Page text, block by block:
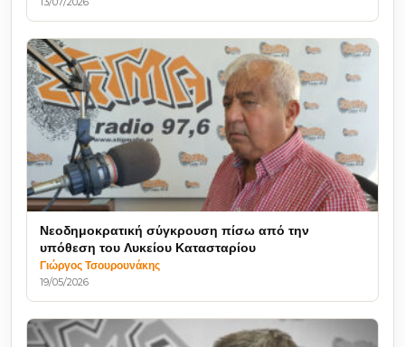
Νεοδημοκρατική σύγκρουση πίσω από την
υπόθεση του Λυκείου Κατασταρίου
Γιώργος Τσουρουνάκης
19/05/2026